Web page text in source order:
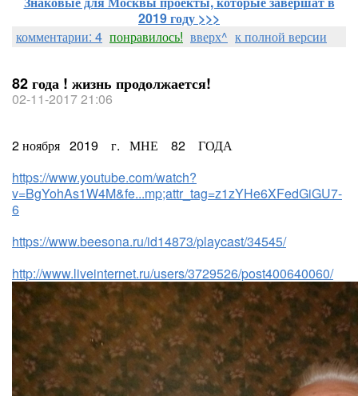
2019 году >>>
комментарии: 4 понравилось! вверх^ к полной версии
82 года ! жизнь продолжается!
02-11-2017 21:06
2 ноября 2019 г. МНЕ 82 ГОДА
https://www.youtube.com/watch?
v=BgYohAs1W4M&fe...mp;attr_tag=z1zYHe6XFedGiGU7-
6
https://www.beesona.ru/id14873/playcast/34545/
http://www.liveinternet.ru/users/3729526/post400640060/